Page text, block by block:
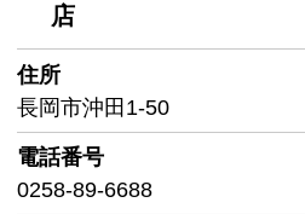
店
住所
長岡市沖田1-50
電話番号
0258-89-6688